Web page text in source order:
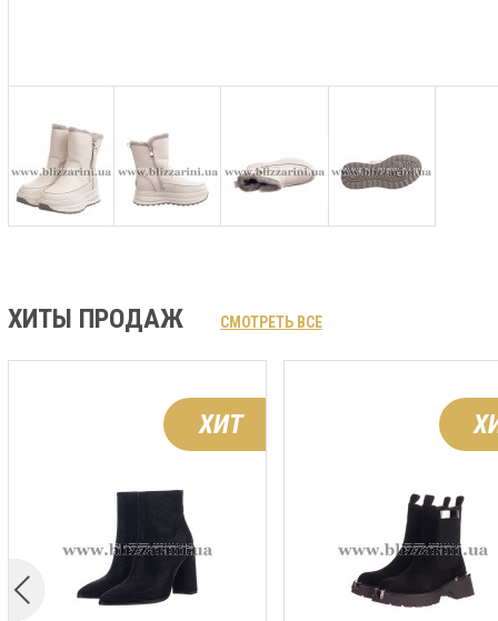
ХИТЫ ПРОДАЖ СМОТРЕТЬ ВСЕ
ХИТ